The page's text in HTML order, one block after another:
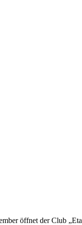
öffnet der Club